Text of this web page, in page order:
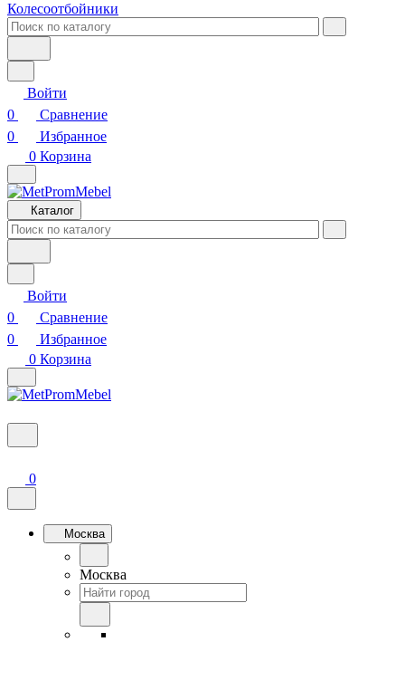
Колесоотбойники
Войти
0
Сравнение
0
Избранное
0 Корзина
Каталог
Войти
0
Сравнение
0
Избранное
0 Корзина
0
Москва
Москва